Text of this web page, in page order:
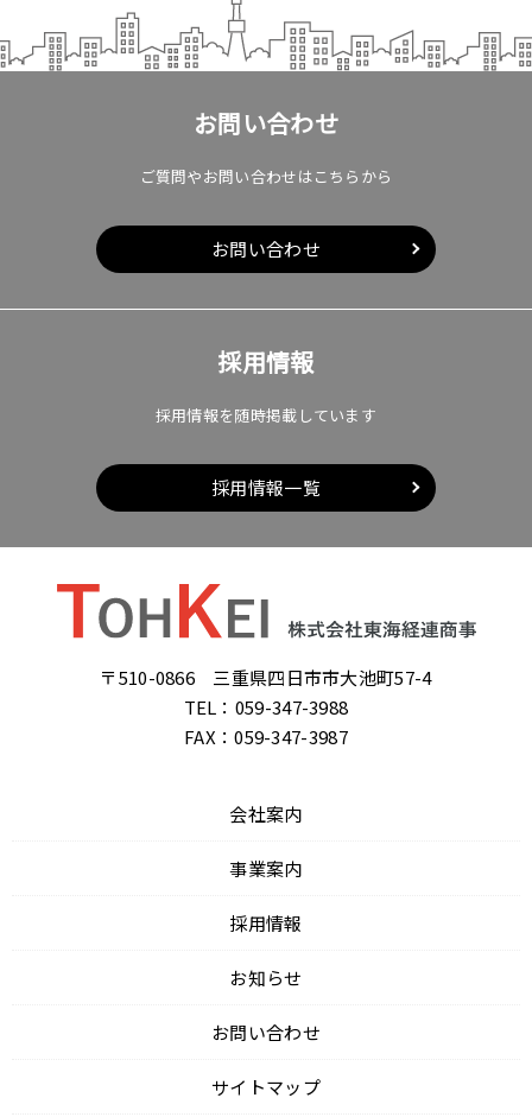
お問い合わせ
ご質問やお問い合わせはこちらから
お問い合わせ
採用情報
採用情報を随時掲載しています
採用情報一覧
〒510-0866 三重県四日市市大池町57-4
TEL：059-347-3988
FAX：059-347-3987
会社案内
事業案内
採用情報
お知らせ
お問い合わせ
サイトマップ